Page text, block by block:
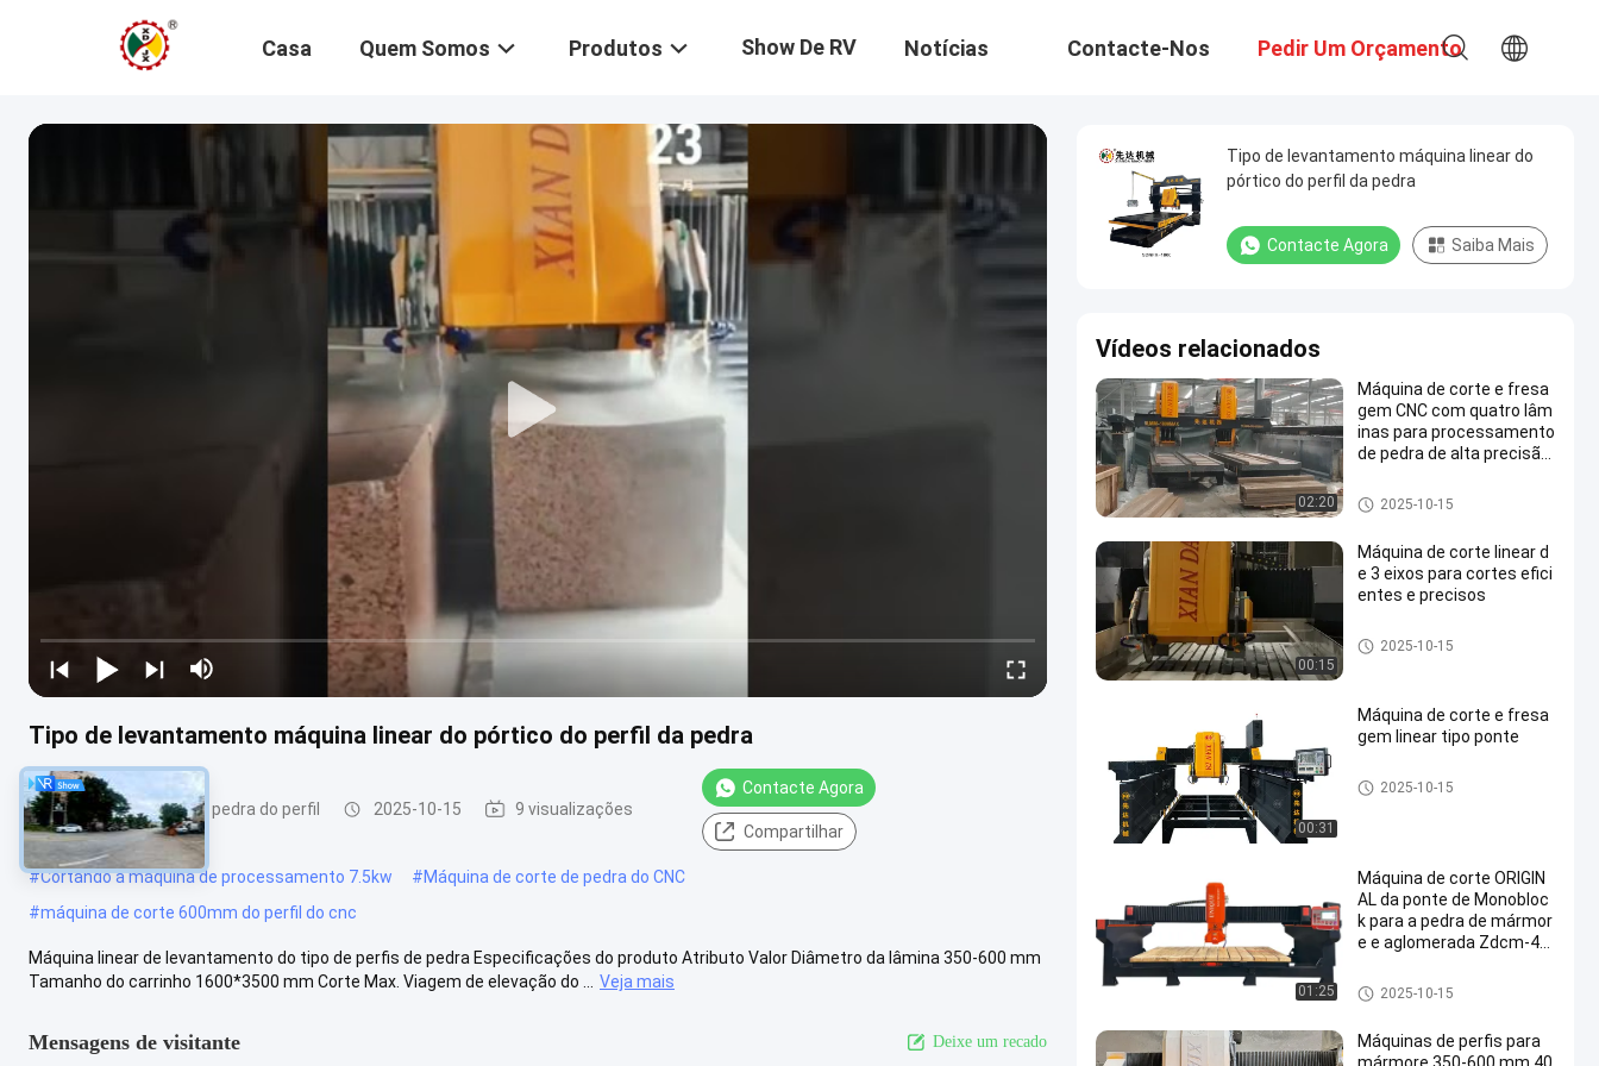
Casa Quem Somos Produtos Show De RV Notícias Contacte-Nos Pedir Um Orçamento
Tipo de levantamento máquina linear do pórtico do perfil da pedra
Máquina de corte de pedra do perfil 2025-10-15 9 visualizações
Contacte Agora
Compartilhar
#Cortando a máquina de processamento 7.5kw #Máquina de corte de pedra do CNC
#máquina de corte 600mm do perfil do cnc
Máquina linear de levantamento do tipo de perfis de pedra Especificações do produto Atributo Valor Diâmetro da lâmina 350-600 mm
Tamanho do carrinho 1600*3500 mm Corte Max. Viagem de elevação do ...
Veja mais
Mensagens de visitante Deixe um recado
Tipo de levantamento máquina linear do
pórtico do perfil da pedra
Contacte Agora Saiba Mais
Vídeos relacionados
02:20
Máquina de corte e fresa
gem CNC com quatro lâm
inas para processamento
de pedra de alta precisão
escala
Máquina de corte de pedra do
perfil
2025-10-15
00:15
Máquina de corte linear d
e 3 eixos para cortes efici
entes e precisos
Máquina de corte de pedra da
borda
2025-10-15
00:31
Máquina de corte e fresa
gem linear tipo ponte
Máquina de corte de pedra do
perfil
2025-10-15
01:25
Máquina de corte ORIGIN
AL da ponte de Monobloc
k para a pedra de mármor
e e aglomerada Zdcm-40
Máquina de corte de pedra do
perfil
2025-10-15
Máquinas de perfis para